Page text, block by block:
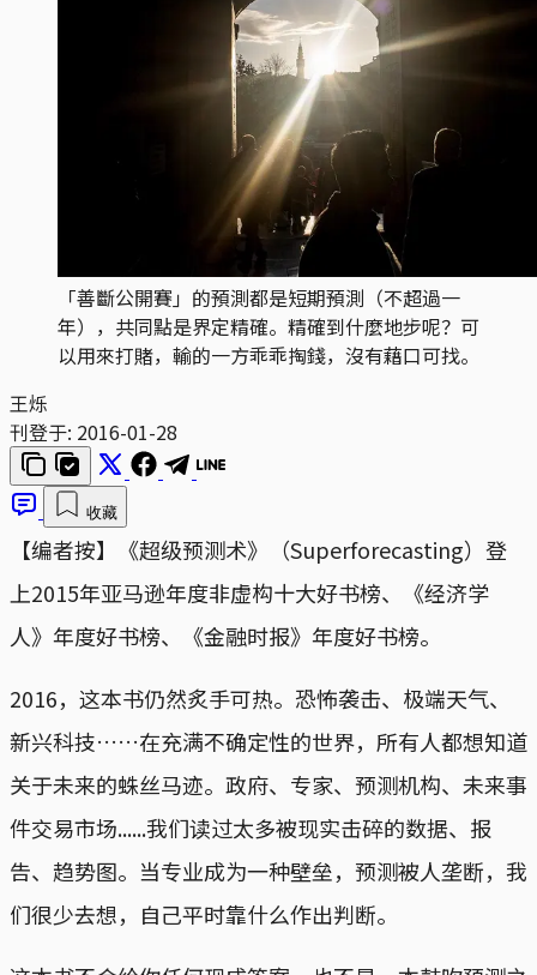
「善斷公開賽」的預測都是短期預測（不超過一
年），共同點是界定精確。精確到什麼地步呢？可
以用來打賭，輸的一方乖乖掏錢，沒有藉口可找。
王烁
刊登于: 2016-01-28
收藏
【编者按】《超级预测术》（Superforecasting）登
上2015年亚马逊年度非虚构十大好书榜、《经济学
人》年度好书榜、《金融时报》年度好书榜。
2016，这本书仍然炙手可热。恐怖袭击、极端天气、
新兴科技……在充满不确定性的世界，所有人都想知道
关于未来的蛛丝马迹。政府、专家、预测机构、未来事
件交易市场......我们读过太多被现实击碎的数据、报
告、趋势图。当专业成为一种壁垒，预测被人垄断，我
们很少去想，自己平时靠什么作出判断。